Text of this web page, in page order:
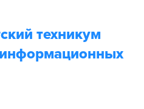
техникум